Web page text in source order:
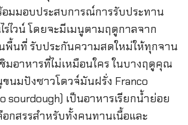
อมมอบประสบการณ์การรับประทาน
ร่ไวน์ โดยจะมีเมนูตามฤดูกาลจาก
พื้นที่ รับประกันความสดใหม่ให้ทุกจาน
มอาหารที่ไม่เหมือนใคร ในบางฤดูคุณ
นมปังซาวโดวจ์มันฝรั่ง Franco
sourdough) เป็นอาหารเรียกน้ำย่อย
กสรรสำหรับทั้งคนทานเนื้อและ